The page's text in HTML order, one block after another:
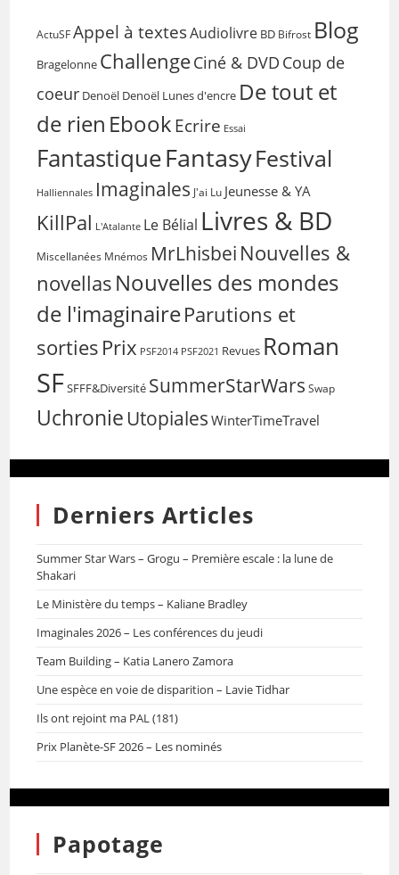
ActuSF Appel à textesAudiolivre BD Bifrost Blog
Bragelonne ChallengeCiné & DVD Coup de
coeur Denoël Denoël Lunes d'encre De tout et
de rien EbookEcrire Essai
FantastiqueFantasyFestival
Halliennales Imaginales J'ai Lu Jeunesse & YA
KillPal L'Atalante Le Bélial Livres & BD
Miscellanées Mnémos MrLhisbei Nouvelles &
novellas Nouvelles des mondes
de l'imaginaireParutions et
sorties Prix PSF2014 PSF2021 Revues Roman
SFSFFF&Diversité SummerStarWars Swap
Uchronie Utopiales WinterTimeTravel
Derniers Articles
Summer Star Wars – Grogu – Première escale : la lune de
Shakari
Le Ministère du temps – Kaliane Bradley
Imaginales 2026 – Les conférences du jeudi
Team Building – Katia Lanero Zamora
Une espèce en voie de disparition – Lavie Tidhar
Ils ont rejoint ma PAL (181)
Prix Planète-SF 2026 – Les nominés
Papotage